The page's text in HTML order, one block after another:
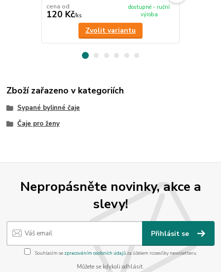
cena od
120 Kč/ks
dostupné - ruční
výroba
Zvolit variantu
Zboží zařazeno v kategoriích
Sypané bylinné čaje
Čaje pro ženy
Nepropásněte novinky, akce a
slevy!
Přihlásit se
Souhlasím se zpracováním osobních údajůza účelem rozesílky newsletteru.
Můžete se kdykoli odhlásit.